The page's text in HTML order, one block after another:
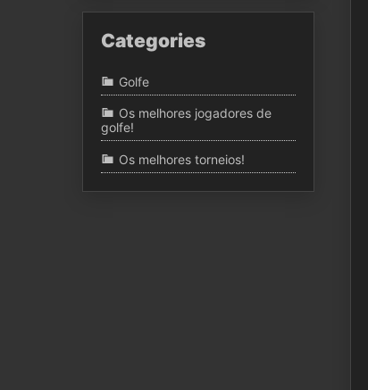
Categories
Golfe
Os melhores jogadores de
golfe!
Os melhores torneios!